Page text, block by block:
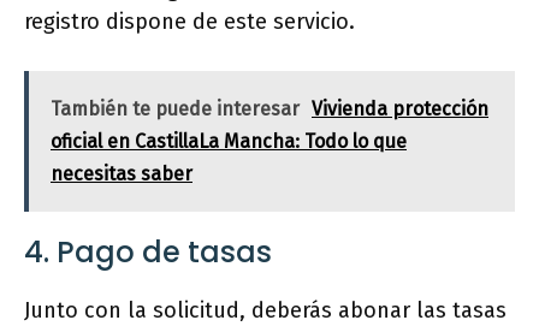
registro dispone de este servicio.
También te puede interesar Vivienda protección
oficial en CastillaLa Mancha: Todo lo que
necesitas saber
4. Pago de tasas
Junto con la solicitud, deberás abonar las tasas